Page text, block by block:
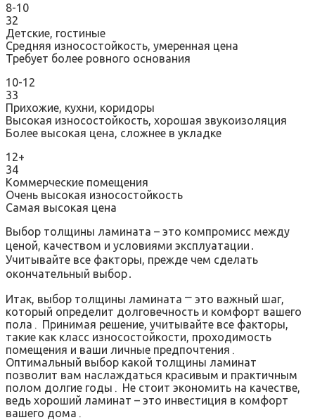
8-10
32
Детские, гостиные
Средняя износостойкость, умеренная цена
Требует более ровного основания
10-12
33
Прихожие, кухни, коридоры
Высокая износостойкость, хорошая звукоизоляция
Более высокая цена, сложнее в укладке
12+
34
Коммерческие помещения
Очень высокая износостойкость
Самая высокая цена
Выбор толщины ламината – это компромисс между
ценой, качеством и условиями эксплуатации․
Учитывайте все факторы, прежде чем сделать
окончательный выбор․
Итак, выбор толщины ламината ⎻ это важный шаг,
который определит долговечность и комфорт вашего
пола․ Принимая решение, учитывайте все факторы,
такие как класс износостойкости, проходимость
помещения и ваши личные предпочтения․
Оптимальный выбор какой толщины ламинат
позволит вам наслаждаться красивым и практичным
полом долгие годы․ Не стоит экономить на качестве,
ведь хороший ламинат – это инвестиция в комфорт
вашего дома․